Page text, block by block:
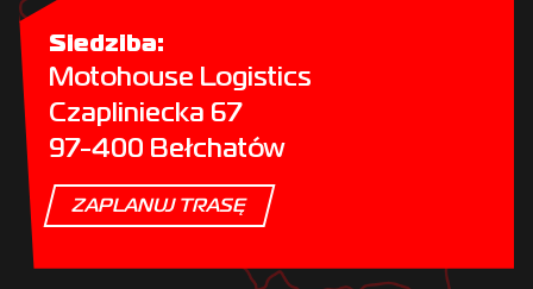
Siedziba:
Motohouse Logistics
Czapliniecka 67
97-400 Bełchatów
ZAPLANUJ TRASĘ